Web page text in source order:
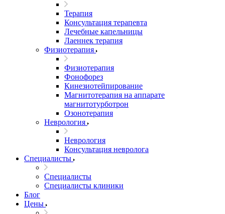
Терапия
Консультация терапевта
Лечебные капельницы
Лаеннек терапия
Физиотерапия
Физиотерапия
Фонофорез
Кинезиотейпирование
Магнитотерапия на аппарате
магнитотурботрон
Озонотерапия
Неврология
Неврология
Консультация невролога
Специалисты
Специалисты
Специалисты клиники
Блог
Цены